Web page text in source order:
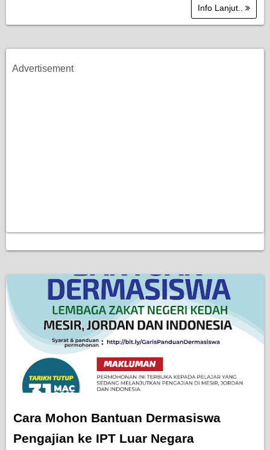
Info Lanjut..
Advertisement
Cara Mohon Bantuan Dermasiswa
Pengajian ke IPT Luar Negara